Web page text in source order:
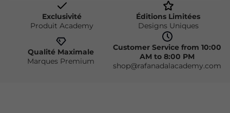
Exclusivité
Produit Academy
Éditions Limitées
Designs Uniques
Qualité Maximale
Marques Premium
Customer Service from 10:00
AM to 8:00 PM
shop@rafanadalacademy.com